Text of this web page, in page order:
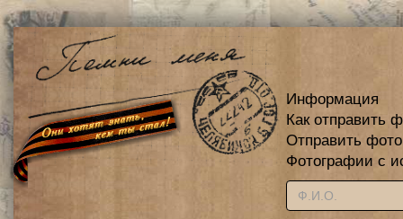
Информация
Как отправить
Отправить
Фотографии с